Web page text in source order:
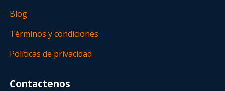
Blog
Términos y condiciones
Políticas de privacidad
Contactenos